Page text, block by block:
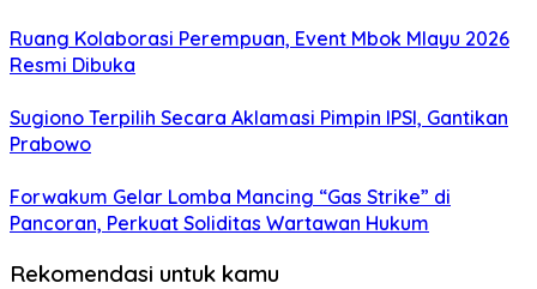
Ruang Kolaborasi Perempuan, Event Mbok Mlayu 2026
Resmi Dibuka
Sugiono Terpilih Secara Aklamasi Pimpin IPSI, Gantikan
Prabowo
Forwakum Gelar Lomba Mancing “Gas Strike” di
Pancoran, Perkuat Soliditas Wartawan Hukum
Rekomendasi untuk kamu